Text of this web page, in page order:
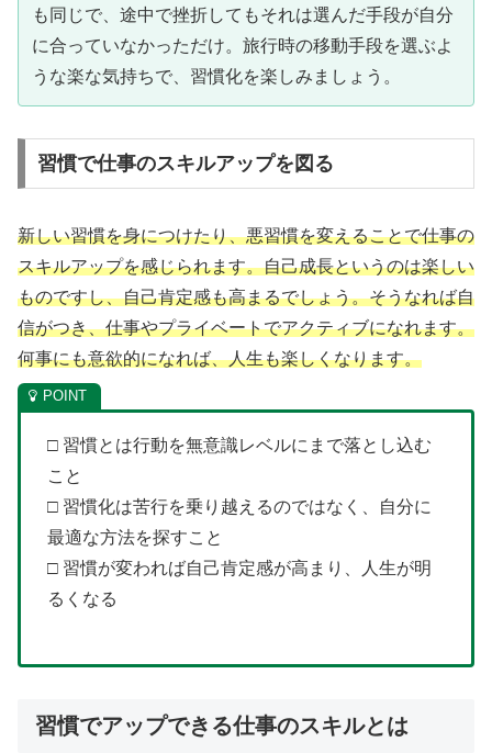
も同じで、途中で挫折してもそれは選んだ手段が自分
に合っていなかっただけ。旅行時の移動手段を選ぶよ
うな楽な気持ちで、習慣化を楽しみましょう。
習慣で仕事のスキルアップを図る
新しい習慣を身につけたり、悪習慣を変えることで仕事の
スキルアップを感じられます。自己成長というのは楽しい
ものですし、自己肯定感も高まるでしょう。そうなれば自
信がつき、仕事やプライベートでアクティブになれます。
何事にも意欲的になれば、人生も楽しくなります。
□ 習慣とは行動を無意識レベルにまで落とし込む
こと
□ 習慣化は苦行を乗り越えるのではなく、自分に
最適な方法を探すこと
□ 習慣が変われば自己肯定感が高まり、人生が明
るくなる
習慣でアップできる仕事のスキルとは